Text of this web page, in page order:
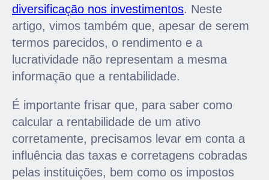
diversificação nos investimentos. Neste
artigo, vimos também que, apesar de serem
termos parecidos, o rendimento e a
lucratividade não representam a mesma
informação que a rentabilidade.
É importante frisar que, para saber como
calcular a rentabilidade de um ativo
corretamente, precisamos levar em conta a
influência das taxas e corretagens cobradas
pelas instituições, bem como os impostos